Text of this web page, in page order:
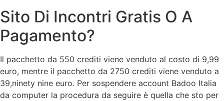
Sito Di Incontri Gratis O A
Pagamento?
Il pacchetto da 550 crediti viene venduto al costo di 9,99
euro, mentre il pacchetto da 2750 crediti viene venduto a
39,ninety nine euro. Per sospendere account Badoo Italia
da computer la procedura da seguire è quella che sto per